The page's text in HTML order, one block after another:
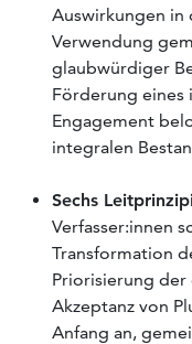
Auswirkungen in
Verwendung
glaubwürdiger
Förderung eines
Engagement
integralen
Sechs
Verfasser:innen
Transformation
Priorisierung der
Akzeptanz von
Anfang an,